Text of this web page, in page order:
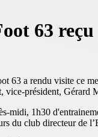
63
63 a rendu visite ce
président, Gérard
midi, 1h30
du club directeur de